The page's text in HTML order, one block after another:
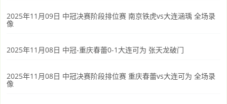
2025年11月09日 中冠决赛阶段排位赛 南京铁虎vs大连涵瑀 全场录
像
2025年11月08日 中冠-重庆春蕾0-1大连可为 张天龙破门
2025年11月08日 中冠决赛阶段排位赛 重庆春蕾vs大连可为 全场录
像